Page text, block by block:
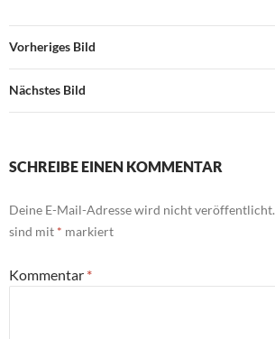
Vorheriges Bild
Nächstes Bild
SCHREIBE EINEN KOMMENTAR
Deine E-Mail-Adresse wird nicht veröffentlicht.
sind mit * markiert
Kommentar *